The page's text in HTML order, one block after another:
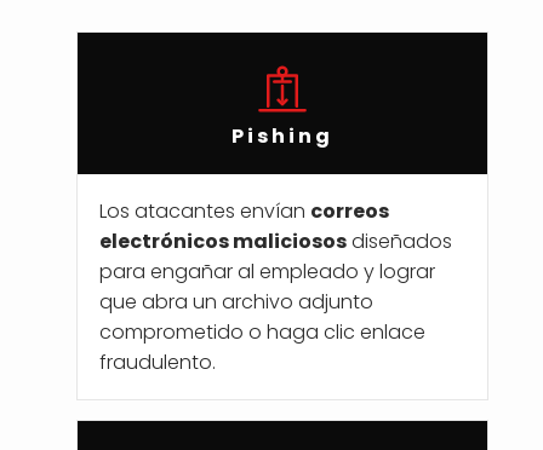
Pishing
Los atacantes envían correos
electrónicos maliciososdiseñados
para engañar al empleado y lograr
que abra un archivo adjunto
comprometido o haga clic enlace
fraudulento.